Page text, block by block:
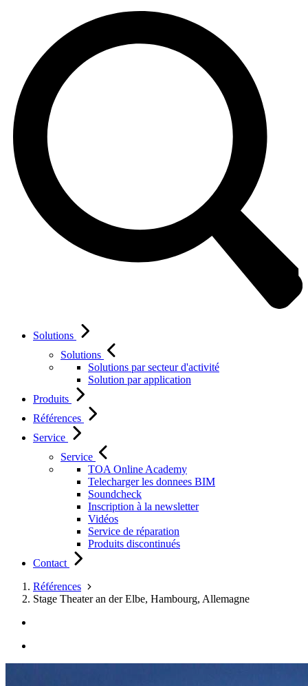
Solutions
Solutions
Solutions par secteur d'activité
Solution par application
Produits
Références
Service
Service
TOA Online Academy
Telecharger les donnees BIM
Soundcheck
Inscription à la newsletter
Vidéos
Service de réparation
Produits discontinués
Contact
Références
Stage Theater an der Elbe, Hambourg, Allemagne